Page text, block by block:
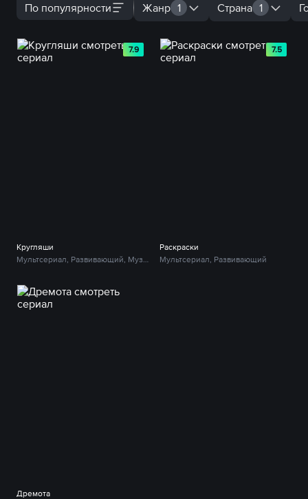
По популярности Жанр 1 Страна 1
7.9
Кругляши
7.5
Раскраски
Мультсериал, Развивающий
Дремота